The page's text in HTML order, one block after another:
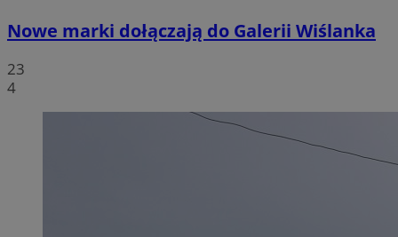
Nowe marki dołączają do Galerii Wiślanka
23
4